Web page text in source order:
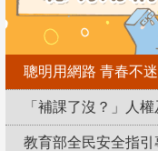
聰明用網路 青春不
「補課了沒？」人
教育部全民安全指引